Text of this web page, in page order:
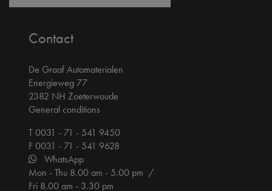
Contact
De Graaf Automaterialen
Energieweg 77
2382 NH Zoeterwoude
General conditions
T 0031 - 71 - 541 9450
F 0031 - 71 - 541 9628
WhatsApp
Mon - Thu 8.00 am - 5.00 pm /
Fri 8.00 am - 3.30 pm